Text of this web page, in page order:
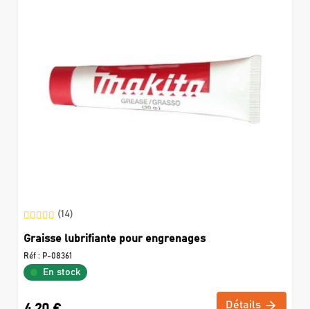
(14)
Graisse lubrifiante pour engrenages
Réf : P-08361
En stock
Détails